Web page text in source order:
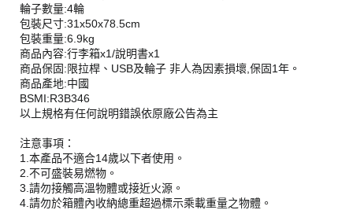
輪子數量:4輪
包裝尺寸:31x50x78.5cm
包裝重量:6.9kg
商品內容:行李箱x1/說明書x1
商品保固:限拉桿、USB及輪子 非人為因素損壞,保固1年。
商品產地:中國
BSMI:R3B346
以上規格有任何說明錯誤依原廠公告為主
注意事項：
1.本產品不適合14歲以下者使用。
2.不可盛裝易燃物。
3.請勿接觸高溫物體或接近火源。
4.請勿於箱體內收納總重超過標示乘載重量之物體。